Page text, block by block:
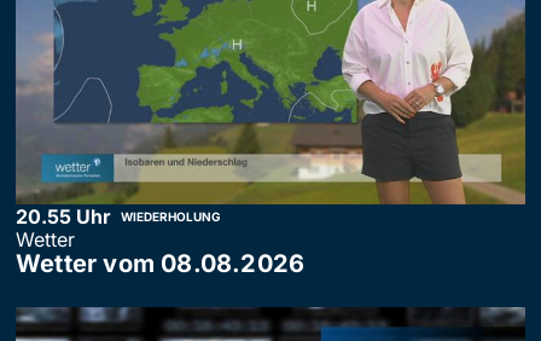
20.55 Uhr WIEDERHOLUNG
Wetter
Wetter vom 08.08.2026